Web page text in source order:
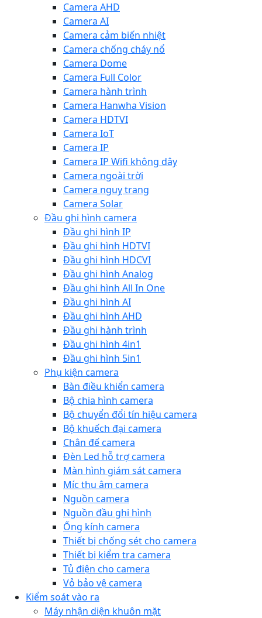
Camera AHD
Camera AI
Camera cảm biến nhiệt
Camera chống cháy nổ
Camera Dome
Camera Full Color
Camera hành trình
Camera Hanwha Vision
Camera HDTVI
Camera IoT
Camera IP
Camera IP Wifi không dây
Camera ngoài trời
Camera nguỵ trang
Camera Solar
Đầu ghi hình camera
Đầu ghi hình IP
Đầu ghi hình HDTVI
Đầu ghi hình HDCVI
Đầu ghi hình Analog
Đầu ghi hình All In One
Đầu ghi hình AI
Đầu ghi hình AHD
Đầu ghi hành trình
Đầu ghi hình 4in1
Đầu ghi hình 5in1
Phụ kiện camera
Bàn điều khiển camera
Bộ chia hình camera
Bộ chuyển đổi tín hiệu camera
Bộ khuếch đại camera
Chân đế camera
Đèn Led hỗ trợ camera
Màn hình giám sát camera
Míc thu âm camera
Nguồn camera
Nguồn đầu ghi hình
Ống kính camera
Thiết bị chống sét cho camera
Thiết bị kiểm tra camera
Tủ điện cho camera
Vỏ bảo vệ camera
Kiểm soát vào ra
Máy nhận diện khuôn mặt